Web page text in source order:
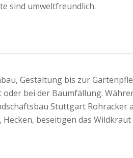
sind umweltfreundlich.
Gestaltung bis zur
bei der Baumfällung.
Stuttgart Rohracker
beseitigen das